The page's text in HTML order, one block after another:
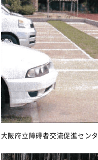
大阪府立障碍者交流促進セン